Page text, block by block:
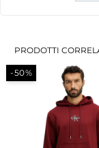
PRODOTTI
-50%